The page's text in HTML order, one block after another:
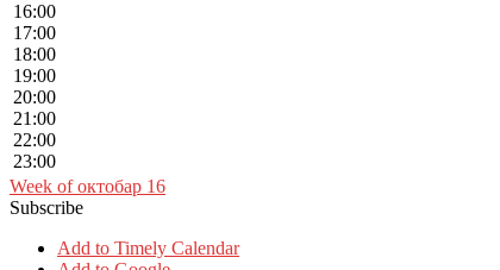
16:00
17:00
18:00
19:00
20:00
21:00
22:00
23:00
Week of октобар 16
Subscribe
Add to Timely Calendar